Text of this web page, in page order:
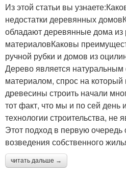
Из этой статьи вы
недостатки деревянных
обладают деревянные дома из
материаловКаковы
ручной рубки и домов из
Дерево является натуральным
материалом, спрос на который
древесины строить начали
тот факт, что мы и по сей день
технологии строительства, не
Этот подход в первую очередь
возведения собственного
читать дальше →